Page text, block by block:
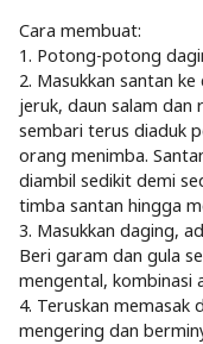
Cara membuat:
1. Potong-potong
2. Masukkan santan
jeruk, daun salam dan
sembari terus diaduk
orang menimba.
diambil sedikit demi
timba santan hingga
3. Masukkan daging,
Beri garam dan gula
mengental, kombinasi
4. Teruskan memasak
mengering dan